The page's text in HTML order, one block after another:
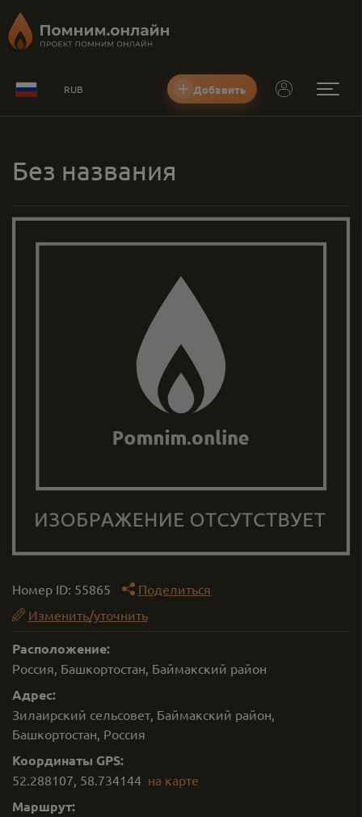
RUB Добавить
Без названия
Номер ID: 55865
Поделиться
Изменить/уточнить
Расположение:
Россия, Башкортостан, Баймакский район
Адрес:
Зилаирский сельсовет, Баймакский район,
Башкортостан, Россия
Координаты GPS:
52.288107, 58.734144 на карте
Маршрут: